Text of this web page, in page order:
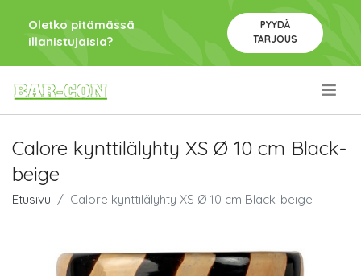
Oletko pitämässä
illanistujaisia?
PYYDÄ
TARJOUS
Calore kynttilälyhty XS Ø 10 cm Black-
beige
Etusivu Calore kynttilälyhty XS Ø 10 cm Black-beige